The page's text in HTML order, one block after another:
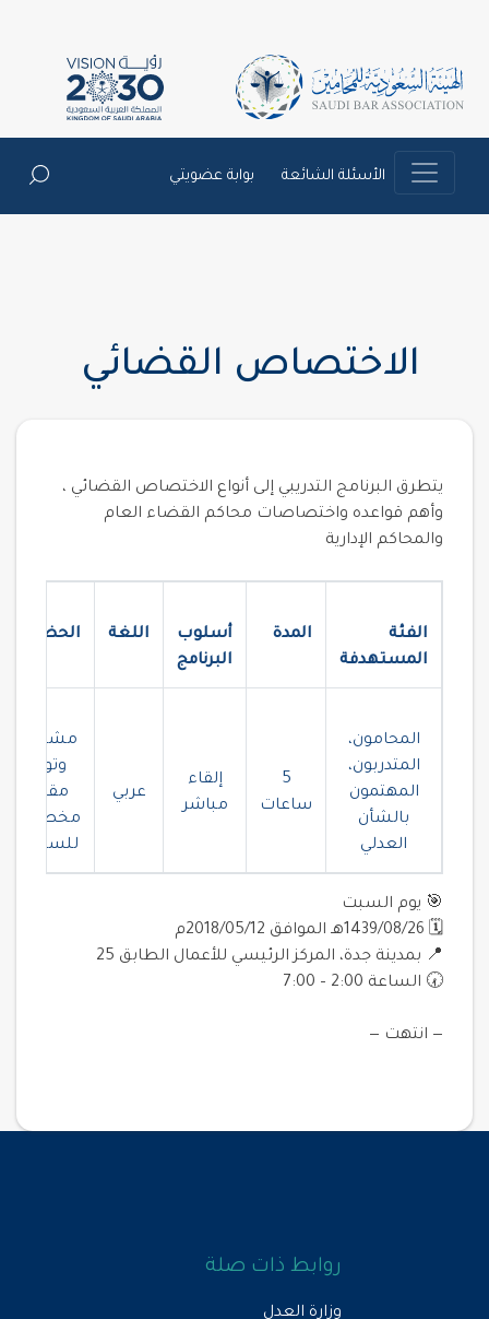
الأسئلة الشائعة بوابة عضويتي
الاختصاص القضائي
يتطرق البرنامج التدريبي إلى أنواع الاختصاص القضائي ،
وأهم قواعده واختصاصات محاكم القضاء العام
والمحاكم الإدارية
الفئة
المستهدفة
المدة
أسلوب
البرنامج
اللغة الحضور
المحامون،
المتدربون،
المهتمون
بالشأن
العدلي
ساعات
إلقاء
مباشر
عربي
مشترك،
وتوجد
مقاعد
مخصصة
للسيدات
🎯 يوم السبت
🗓 1439/08/26هـ الموافق 2018/05/12م
📍 بمدينة جدة، المركز الرئيسي للأعمال الطابق 25
🕢 الساعة 2:00 – 7:00
— انتهت —
روابط ذات صلة
وزارة العدل